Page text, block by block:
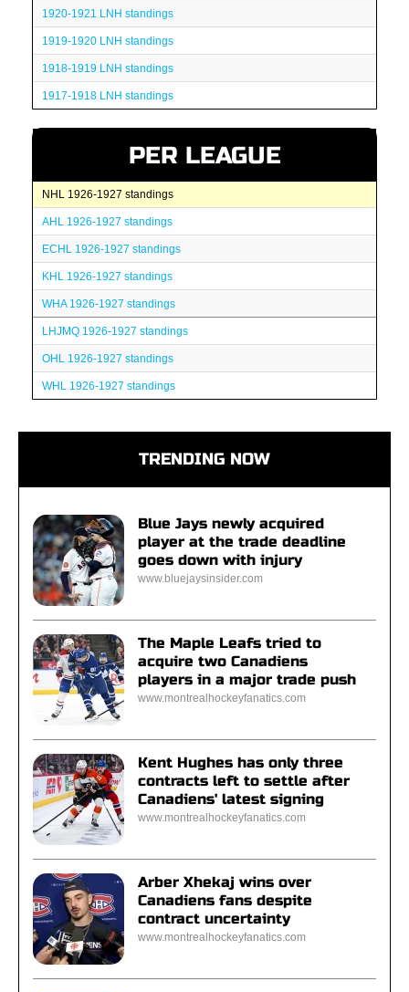
1920-1921 LNH standings
1919-1920 LNH standings
1918-1919 LNH standings
1917-1918 LNH standings
PER LEAGUE
NHL 1926-1927 standings
AHL 1926-1927 standings
ECHL 1926-1927 standings
KHL 1926-1927 standings
WHA 1926-1927 standings
LHJMQ 1926-1927 standings
OHL 1926-1927 standings
WHL 1926-1927 standings
TRENDING NOW
Blue Jays newly acquired
player at the trade deadline
goes down with injury
www.bluejaysinsider.com
The Maple Leafs tried to
acquire two Canadiens
players in a major trade push
www.montrealhockeyfanatics.com
Kent Hughes has only three
contracts left to settle after
Canadiens' latest signing
www.montrealhockeyfanatics.com
Arber Xhekaj wins over
Canadiens fans despite
contract uncertainty
www.montrealhockeyfanatics.com